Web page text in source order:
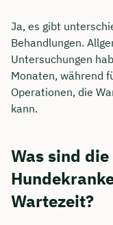
Ja, es gibt
Behandlungen.
Untersuchungen
Monaten, während
Operationen, die
kann.
Was sind
Wartezeit?